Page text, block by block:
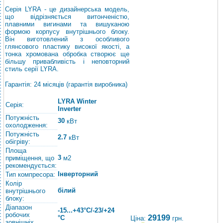
Серія LYRA - це дизайнерська модель,
що відрізняється витонченістю,
плавними вигинами та вишуканою
формою корпусу внутрішнього блоку.
Він виготовлений з особливого
глянсового пластику високої якості, а
тонка хромована обробка створює ще
більшу привабливість і неповторний
стиль серії LYRA.
Гарантія: 24 місяців (гарантія виробника)
Серія:
LYRA Winter
Inverter
Потужність
охолодження:
30 кВт
Потужність
обігріву:
2.7 кВт
Площа
приміщення, що
рекомендується:
3 м2
Тип компресора:
Інверторний
Колір
внутрішнього
блоку:
білий
Діапазон
робочих
-15...+43°C/-23/+24
°C
Ціна: 29199 грн.